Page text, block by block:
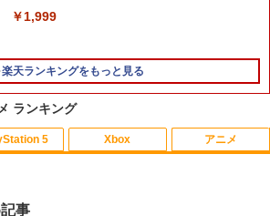
￥1,999
楽天ランキングをもっと見る
【中古】グレイテストナイン
【中古】2．カンフー・パンダ 3Dスーパ
ランキング
スプラトゥーン レイダース|オンライン
5
PlayStation 5 デジタル・エディション
Xbox
【純正品】Xbox ワイヤレス コントロー
アニメ
劇場版「鬼滅の刃」無限城編 第一章 猗
事